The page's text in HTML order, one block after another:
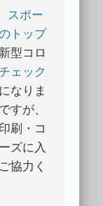
スポー
トップ
型コロ
ェック
なりま
すが、
刷・コ
ズに入
協力く